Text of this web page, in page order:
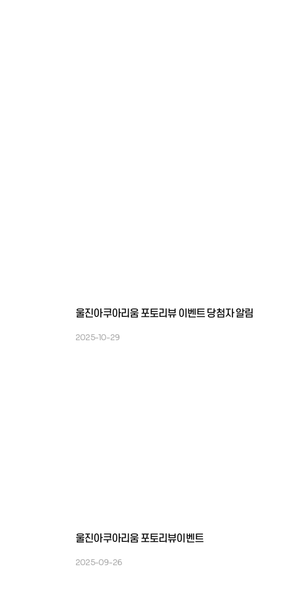
울진아쿠아리움 포토리뷰 이벤트 당첨자 알림
2025-10-29
울진아쿠아리움 포토리뷰이벤트
2025-09-26